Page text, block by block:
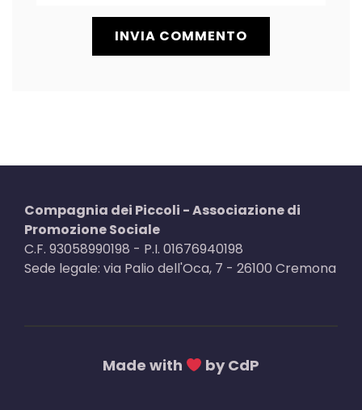
Compagnia dei Piccoli - Associazione di
Promozione Sociale
C.F. 93058990198 - P.I. 01676940198
Sede legale: via Palio dell'Oca, 7 - 26100 Cremona
Made with by CdP